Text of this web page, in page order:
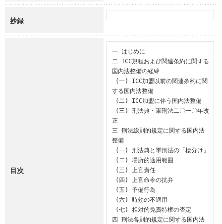
抄録
目次
一 はじめに
二 ICC規程および関連条約に関する
国内法整備の経緯
する国内法整備
正
三 刑法総則的規定に関する国内法
整備
四 刑法各則的規定に関する国内法